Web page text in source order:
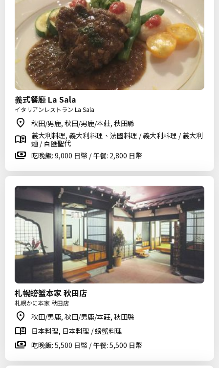
義式餐廳 La Sala
イタリアンレストラン La Sala
秋田/男鹿, 秋田/男鹿/本莊, 秋田縣
義大利料理, 義大利料理、法國料理 / 義大利料理 / 義大利
麵 / 百匯聖代
吃晚飯: 9,000 日幣 / 午餐: 2,800 日幣
札幌螃蟹本家 秋田店
札幌かに本家 秋田店
秋田/男鹿, 秋田/男鹿/本莊, 秋田縣
日本料理, 日本料理 / 螃蟹料理
吃晚飯: 5,500 日幣 / 午餐: 5,500 日幣